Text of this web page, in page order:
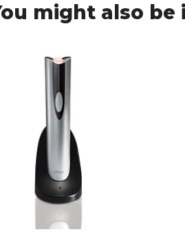
might also be